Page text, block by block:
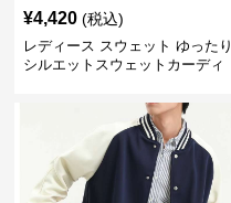
¥4,420 (税込)
レディース スウェット ゆったり
シルエットスウェットカーディ